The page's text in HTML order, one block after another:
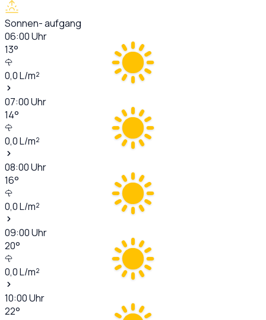
Sonnen- aufgang
06:00Uhr
13°
0,0L/m²
07:00Uhr
14°
0,0L/m²
08:00Uhr
16°
0,0L/m²
09:00Uhr
20°
0,0L/m²
10:00Uhr
22°